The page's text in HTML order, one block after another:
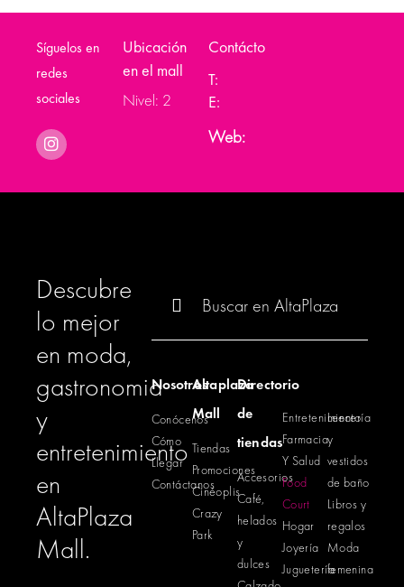
Síguelos en
redes
sociales
Ubicación
en el mall
Nivel: 2
Contácto
T:
E:
Web:
Descubre
lo mejor
en moda,
gastronomia
y
entretenimiento
en
AltaPlaza
Mall.
Nosotros
Conócenos
Cómo
Llegar
Contáctanos
Altaplaza
Mall
Tiendas
Promociones
Cinéoplis
Crazy
Park
Directorio
de
tiendas
Accesorios
Café,
helados
y
dulces
Entretenimiento
Farmacia
Y Salud
Food
Court
Hogar
Joyería
Juguetería
Lencería
y
vestidos
de baño
Libros y
regalos
Moda
femenina